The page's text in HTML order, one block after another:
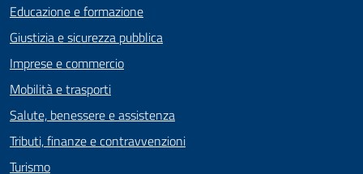
Educazione e formazione
Giustizia e sicurezza pubblica
Imprese e commercio
Mobilità e trasporti
Salute, benessere e assistenza
Tributi, finanze e contravvenzioni
Turismo